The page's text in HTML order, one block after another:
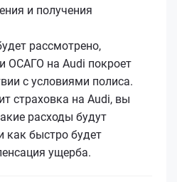
и получения
рассмотрено,
ОСАГО на Audi покроет
с условиями полиса.
страховка на Audi, вы
расходы будут
как быстро будет
ущерба.